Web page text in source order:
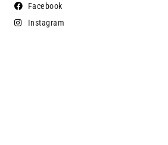
Facebook
Instagram